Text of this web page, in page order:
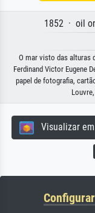
1852 · oil
O mar visto das alturas
Ferdinand Victor Eugene
papel de fotografia,
Visualizar em